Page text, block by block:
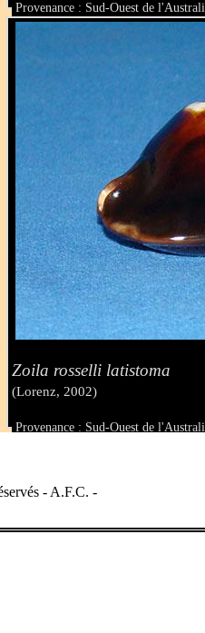
Provenance : Sud-Ouest de
Taille : 46 mm
Zoila rosselli latistoma
(Lorenz, 2002)
Provenance : Sud-Ouest de
- A.F.C. -